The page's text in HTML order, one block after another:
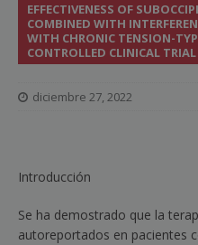
EFFECTIVENESS OF
COMBINED WITH
WITH CHRONIC TENSION-
CONTROLLED CLINICAL TRIAL
diciembre 27, 2022
Introducción
Se ha demostrado que la
autoreportados en pacientes